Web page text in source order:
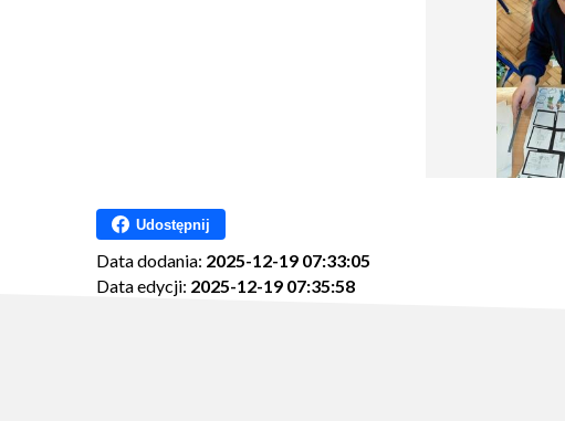
Udostępnij
Data dodania: 2025-12-19 07:33:05
Data edycji: 2025-12-19 07:35:58